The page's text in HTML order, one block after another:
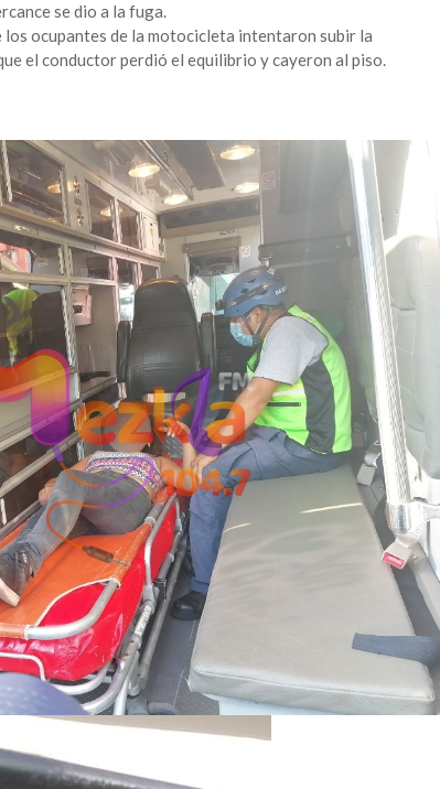
se dio a la fuga.
ocupantes de la motocicleta intentaron subir la
el conductor perdió el equilibrio y cayeron al piso.